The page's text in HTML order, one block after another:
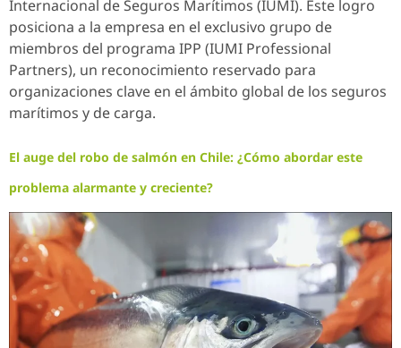
Internacional de Seguros Marítimos (IUMI). Este logro
posiciona a la empresa en el exclusivo grupo de
miembros del programa IPP (IUMI Professional
Partners), un reconocimiento reservado para
organizaciones clave en el ámbito global de los seguros
marítimos y de carga.
El auge del robo de salmón en Chile: ¿Cómo abordar este
problema alarmante y creciente?